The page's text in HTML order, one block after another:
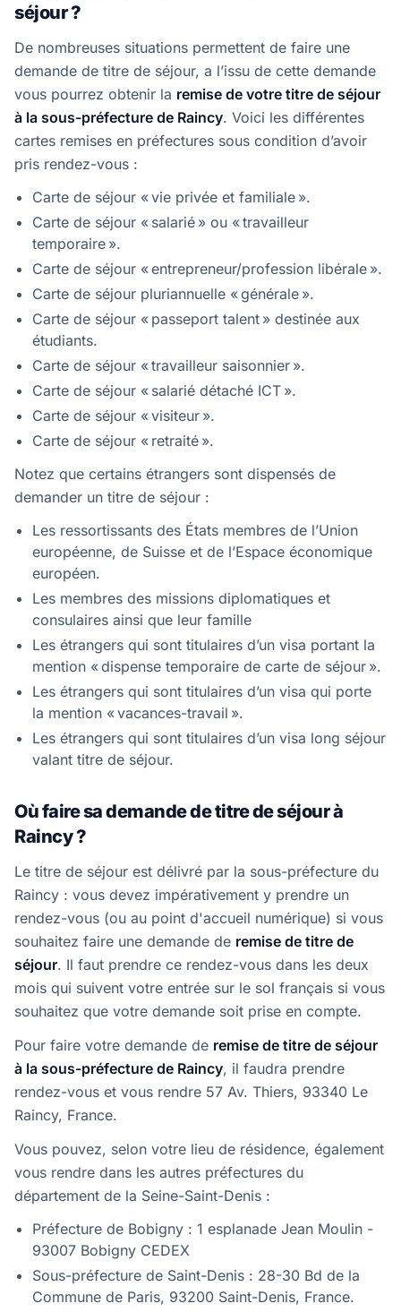
séjour ?
De nombreuses situations permettent de faire une
demande de titre de séjour, a l’issu de cette demande
vous pourrez obtenir la remise de votre titre de séjour
à la sous-préfecture de Raincy. Voici les différentes
cartes remises en préfectures sous condition d’avoir
pris rendez-vous :
Carte de séjour « vie privée et familiale ».
Carte de séjour « salarié » ou « travailleur
temporaire ».
Carte de séjour « entrepreneur/profession libérale ».
Carte de séjour pluriannuelle « générale ».
Carte de séjour « passeport talent » destinée aux
étudiants.
Carte de séjour « travailleur saisonnier ».
Carte de séjour « salarié détaché ICT ».
Carte de séjour « visiteur ».
Carte de séjour « retraité ».
Notez que certains étrangers sont dispensés de
demander un titre de séjour :
Les ressortissants des États membres de l’Union
européenne, de Suisse et de l’Espace économique
européen.
Les membres des missions diplomatiques et
consulaires ainsi que leur famille
Les étrangers qui sont titulaires d’un visa portant la
mention « dispense temporaire de carte de séjour ».
Les étrangers qui sont titulaires d’un visa qui porte
la mention « vacances-travail ».
Les étrangers qui sont titulaires d’un visa long séjour
valant titre de séjour.
Où faire sa demande de titre de séjour à
Raincy ?
Le titre de séjour est délivré par la sous-préfecture du
Raincy : vous devez impérativement y prendre un
rendez-vous (ou au point d'accueil numérique) si vous
souhaitez faire une demande de remise de titre de
séjour. Il faut prendre ce rendez-vous dans les deux
mois qui suivent votre entrée sur le sol français si vous
souhaitez que votre demande soit prise en compte.
Pour faire votre demande de remise de titre de séjour
à la sous-préfecture de Raincy, il faudra prendre
rendez-vous et vous rendre 57 Av. Thiers, 93340 Le
Raincy, France.
Vous pouvez, selon votre lieu de résidence, également
vous rendre dans les autres préfectures du
département de la Seine-Saint-Denis :
Préfecture de Bobigny : 1 esplanade Jean Moulin -
93007 Bobigny CEDEX
Sous-préfecture de Saint-Denis : 28-30 Bd de la
Commune de Paris, 93200 Saint-Denis, France.